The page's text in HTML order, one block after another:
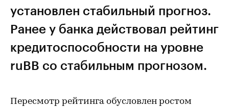
установлен стабильный прогноз.
Ранее у банка действовал рейтинг
кредитоспособности на уровне
ruBB со стабильным прогнозом.
Пересмотр рейтинга обусловлен ростом